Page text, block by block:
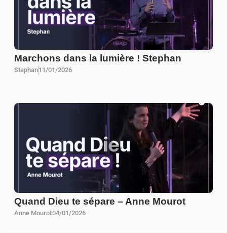
Marchons dans la lumière ! Stephan
Stephan11/01/2026
Quand Dieu te sépare – Anne Mourot
Anne Mourot04/01/2026